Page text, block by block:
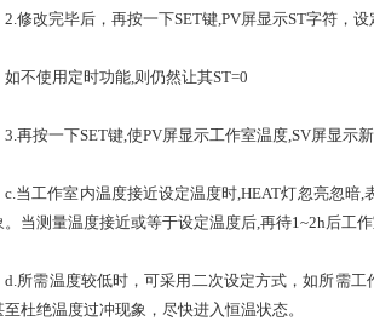
改完毕后，再按一下SET键,PV屏显示ST字符，设
使用定时功能,则仍然让其ST=0
按一下SET键,使PV屏显示工作室温度,SV屏显示新
工作室内温度接近设定温度时,HEAT灯忽亮忽暗,
。当测量温度接近或等于设定温度后,再待1~2h后工
需温度较低时，可采用二次设定方式，如所需工
至杜绝温度过冲现象，尽快进入恒温状态。